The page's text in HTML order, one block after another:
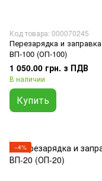
Код товара: 000070245
Перезарядка и заправка
ВП-100 (ОП-100)
1 050.00 грн. з ПДВ
В наличии
Купить
−4%